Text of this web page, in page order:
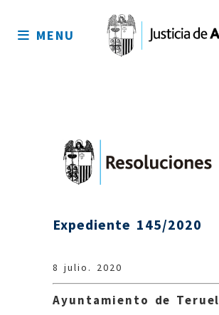
sitio
MENU
Expediente 145/2020
8 julio. 2020
Ayuntamiento de Teruel